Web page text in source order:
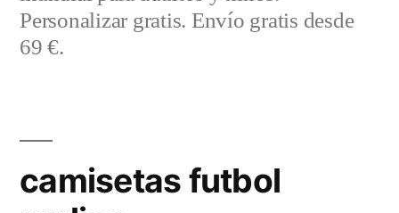
Personalizar gratis. Envío gratis desde
69 €.
camisetas futbol